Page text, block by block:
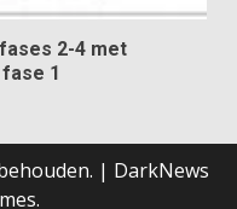
2-4 met
1
| DarkNews